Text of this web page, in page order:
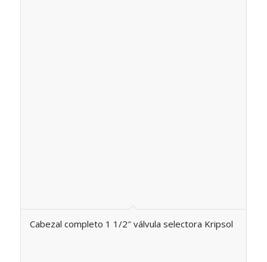
Cabezal completo 1 1/2″ válvula selectora Kripsol